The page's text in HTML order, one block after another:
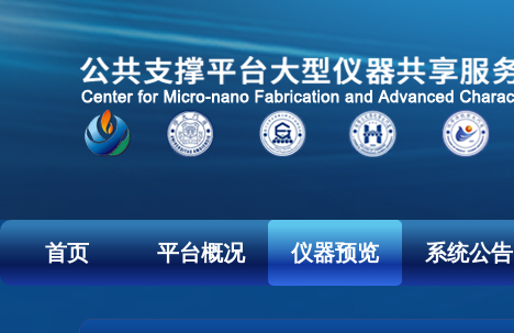
首页 平台概况 仪器预览 系统公告